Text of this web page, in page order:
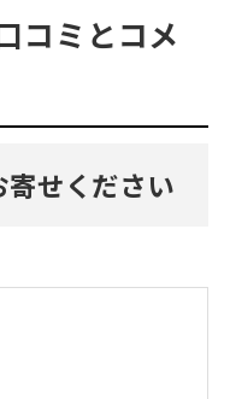
コミとコメ
せください